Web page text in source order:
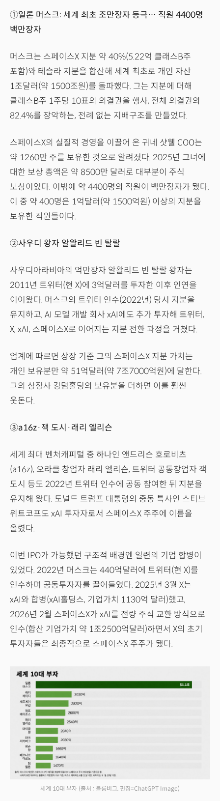
①일론 머스크: 세계 최초 조만장자 등극… 직원 4400명
백만장자
머스크는 스페이스X 지분 약 40%(5.22억 클래스B주
포함)와 테슬라 지분을 합산해 세계 최초로 개인 자산
1조달러(약 1500조원)를 돌파했다. 그는 지분에 더해
클래스B주 1주당 10표의 의결권을 행사, 전체 의결권의
82.4%를 장악하는, 전례 없는 지배구조를 만들었다.
스페이스X의 실질적 경영을 이끌어 온 귀네 샷웰 COO는
약 1260만 주를 보유한 것으로 알려졌다. 2025년 그녀에
대한 보상 총액은 약 8500만 달러로 대부분이 주식
보상이었다. 이밖에 약 4400명의 직원이 백만장자가 됐다.
이 중 약 400명은 1억달러(약 1500억원) 이상의 지분을
보유한 직원들이다.
②사우디 왕자 알왈리드 빈 탈랄
사우디아라비아의 억만장자 알왈리드 빈 탈랄 왕자는
2011년 트위터(현 X)에 3억달러를 투자한 이후 인연을
이어왔다. 머스크의 트위터 인수(2022년) 당시 지분을
유지하고, AI 모델 개발 회사 xAI에도 추가 투자해 트위터,
X, xAI, 스페이스X로 이어지는 지분 전환 과정을 거쳤다.
업계에 따르면 상장 기준 그의 스페이스X 지분 가치는
개인 보유분만 약 51억달러(약 7조7000억원)에 달한다.
그의 상장사 킹덤홀딩의 보유분을 더하면 이를 훨씬
웃돈다.
③a16z·잭 도시·래리 엘리슨
세계 최대 벤처캐피털 중 하나인 앤드리슨 호로비츠
(a16z), 오라클 창업자 래리 엘리슨, 트위터 공동창업자 잭
도시 등도 2022년 트위터 인수에 공동 참여한 뒤 지분을
유지해 왔다. 도널드 트럼프 대통령의 중동 특사인 스티브
위트코프도 xAI 투자자로서 스페이스X 주주에 이름을
올렸다.
이번 IPO가 가능했던 구조적 배경엔 일련의 기업 합병이
있었다. 2022년 머스크는 440억달러에 트위터(현 X)를
인수하며 공동투자자를 끌어들였다. 2025년 3월 X는
xAI와 합병(xAI홀딩스, 기업가치 1130억 달러)했고,
2026년 2월 스페이스X가 xAI를 전량 주식 교환 방식으로
인수(합산 기업가치 약 1조2500억달러)하면서 X의 초기
투자자들은 최종적으로 스페이스X 주주가 됐다.
세계 10대 부자 (출처 : 블룸버그, 편집=ChatGPT Image)